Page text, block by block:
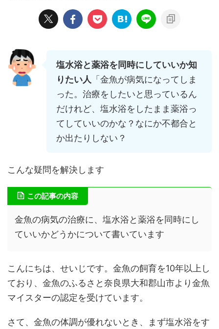
塩水浴と薬浴を同時にしていいか知
りたい人 「金魚が病気になってしま
った。治療をしたいと思っているん
だけれど、塩水浴をしたまま薬浴っ
てしていいのかな？なにか不都合と
か出たりしない？
こんな疑問を解決します
この記事の内容
金魚の病気の治療に、塩水浴と薬浴を同時にし
ていいかどうかについて書いています
こんにちは、せいじです。金魚の飼育を10年以上し
ており、金魚のふるさと奈良県大和郡山市より金魚
マイスターの認定を受けています。
さて、金魚の体調が優れないとき、まず塩水浴をす